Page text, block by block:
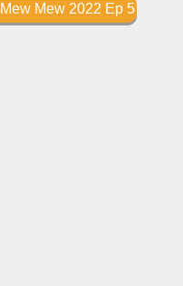
Mew 2022 Ep 5